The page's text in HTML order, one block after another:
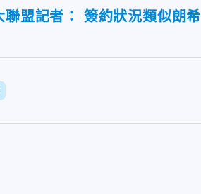
盟記者： 簽約狀況類似朗希